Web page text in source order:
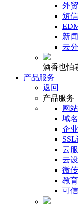
外
短
新
云
酒香也怕
产品服务
返回
产品服务
网
域
企
云
云
微
教
可